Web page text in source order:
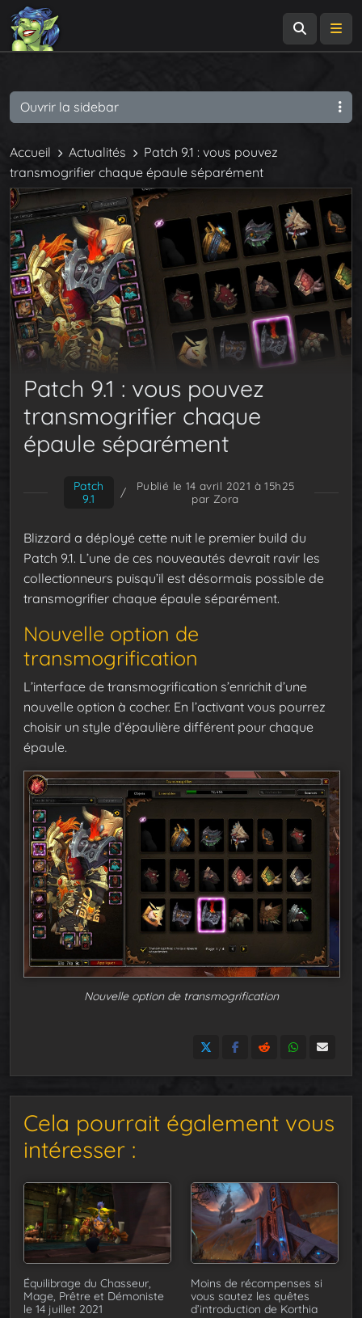
Accueil Actualités
Patch 9.1 : vous pouvez
transmogrifier chaque épaule séparément
Patch 9.1 : vous pouvez
transmogrifier chaque
épaule séparément
Patch
9.1
/
Publié le 14 avril 2021 à 15h25
par Zora
Blizzard a déployé cette nuit le premier build du
Patch 9.1. L’une de ces nouveautés devrait ravir les
collectionneurs puisqu’il est désormais possible de
transmogrifier chaque épaule séparément.
Nouvelle option de
transmogrification
L’interface de transmogrification s’enrichit d’une
nouvelle option à cocher. En l’activant vous pourrez
choisir un style d’épaulière différent pour chaque
épaule.
Nouvelle option de transmogrification
Cela pourrait également vous
intéresser :
Équilibrage du Chasseur,
Mage, Prêtre et Démoniste
le 14 juillet 2021
Moins de récompenses si
vous sautez les quêtes
d’introduction de Korthia
Ouvrir la sidebar